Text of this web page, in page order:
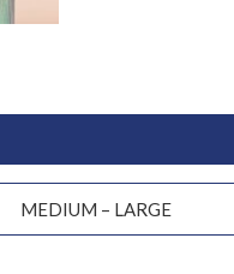
MEDIUM – LARGE